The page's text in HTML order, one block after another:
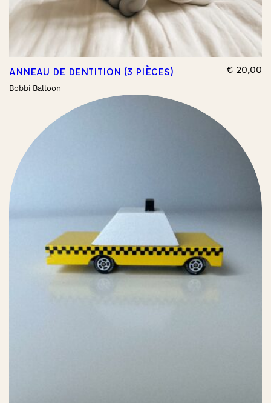
ANNEAU DE DENTITION (3 PIÈCES)
Bobbi Balloon
€ 20,00